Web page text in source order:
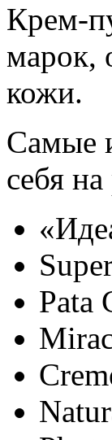
Крем-
марок,
кожи.
Самые
себя
Pata